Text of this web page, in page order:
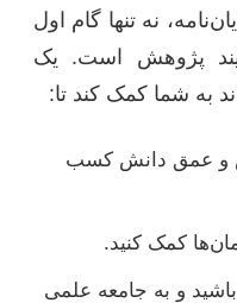
نه تنها گام اول
پژوهش است. یک
به شما کمک کند تا:
و عمق دانش کسب
کمک کنید.
و به جامعه علمی